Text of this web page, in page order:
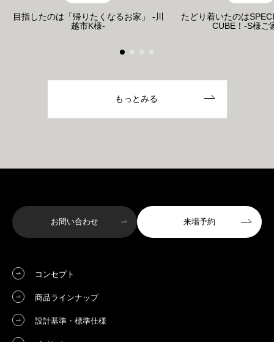
目指したのは「帰りたくなるお家」 -川
越市K様-
たどり着いたのは
CUBE！-S様ご
もっとみる
コンセプト
商品ラインナップ
設計基準・標準仕様
お問い合わせ 来場予約